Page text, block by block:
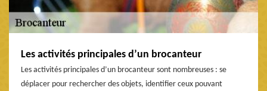
Les activités principales d’un brocanteur
Les activités principales d’un brocanteur sont nombreuses : se
déplacer pour rechercher des objets, identifier ceux pouvant